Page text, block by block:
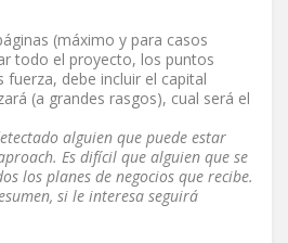
(máximo y para casos
todo el proyecto, los puntos
debe incluir el capital
(a grandes rasgos), cual será el
alguien que puede estar
Es difícil que alguien que se
los planes de negocios que recibe.
si le interesa seguirá